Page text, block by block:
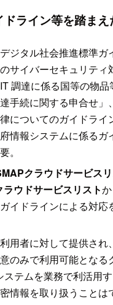
ライン等を踏ま
ジタル社会推進標準ガ
のサイバーセキュリテ
調達に係る国等の物品
手続に関する申合せ」
についてのガイドライ
情報システムに係るガ
。
クラウドサービス
ウドサービスリスト
イドラインによる対応
用者に対して提供され
のみで利用可能となる
ステムを業務で利活用
情報を取り扱うことは